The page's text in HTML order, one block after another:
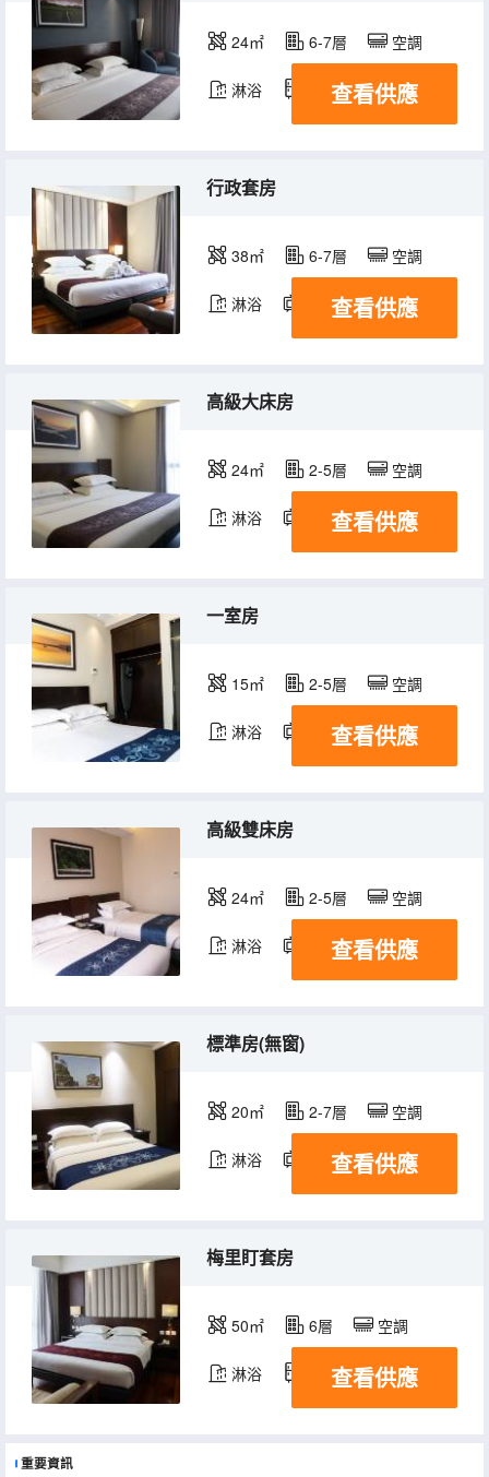
24㎡ 6-7層 空調
淋浴 冰箱查看供應
行政套房
38㎡ 6-7層 空調
淋浴 電視機 冰箱
查看供應
高級大床房
24㎡ 2-5層 空調
淋浴 電視機 冰箱
查看供應
一室房
15㎡ 2-5層 空調
淋浴 電視機 冰箱
查看供應
高級雙床房
24㎡ 2-5層 空調
淋浴 電視機 冰箱
查看供應
標準房(無窗)
20㎡ 2-7層 空調
淋浴 電視機 冰箱
查看供應
梅里盯套房
50㎡ 6層 空調
淋浴 冰箱查看供應
重要資訊